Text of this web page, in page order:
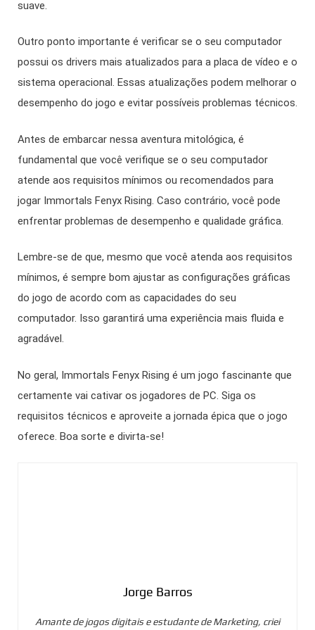
suave.
Outro ponto importante é verificar se o seu computador
possui os drivers mais atualizados para a placa de vídeo e o
sistema operacional. Essas atualizações podem melhorar o
desempenho do jogo e evitar possíveis problemas técnicos.
Antes de embarcar nessa aventura mitológica, é
fundamental que você verifique se o seu computador
atende aos requisitos mínimos ou recomendados para
jogar Immortals Fenyx Rising. Caso contrário, você pode
enfrentar problemas de desempenho e qualidade gráfica.
Lembre-se de que, mesmo que você atenda aos requisitos
mínimos, é sempre bom ajustar as configurações gráficas
do jogo de acordo com as capacidades do seu
computador. Isso garantirá uma experiência mais fluida e
agradável.
No geral, Immortals Fenyx Rising é um jogo fascinante que
certamente vai cativar os jogadores de PC. Siga os
requisitos técnicos e aproveite a jornada épica que o jogo
oferece. Boa sorte e divirta-se!
Jorge Barros
Amante de jogos digitais e estudante de Marketing, criei